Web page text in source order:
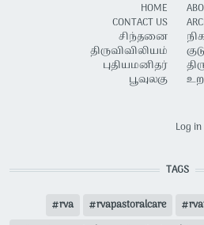
HOME
CONTACT US
சிந்தனை
திருவிவிலியம்
புதியமனிதர்
பூவுலகு
Log in
TAGS
rva rvapastoralcare